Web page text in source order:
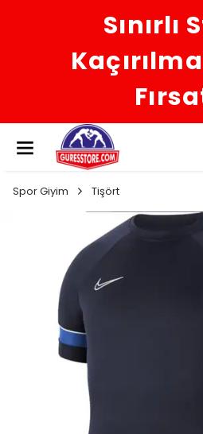
Sınırlı
Spor Giyim Tişört